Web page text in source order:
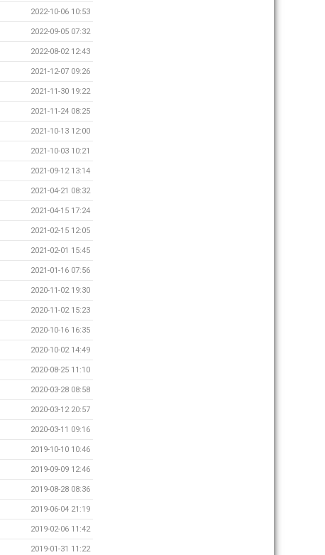
2022-10-06 10:53
2022-09-05 07:32
2022-08-02 12:43
2021-12-07 09:26
2021-11-30 19:22
2021-11-24 08:25
2021-10-13 12:00
2021-10-03 10:21
2021-09-12 13:14
2021-04-21 08:32
2021-04-15 17:24
2021-02-15 12:05
2021-02-01 15:45
2021-01-16 07:56
2020-11-02 19:30
2020-11-02 15:23
2020-10-16 16:35
2020-10-02 14:49
2020-08-25 11:10
2020-03-28 08:58
2020-03-12 20:57
2020-03-11 09:16
2019-10-10 10:46
2019-09-09 12:46
2019-08-28 08:36
2019-06-04 21:19
2019-02-06 11:42
2019-01-31 11:22